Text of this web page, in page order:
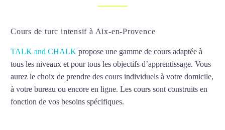
Cours de turc intensif à Aix-en-Provence
TALK and CHALK propose une gamme de cours adaptée à
tous les niveaux et pour tous les objectifs d’apprentissage. Vous
aurez le choix de prendre des cours individuels à votre domicile,
à votre bureau ou encore en ligne. Les cours sont construits en
fonction de vos besoins spécifiques.